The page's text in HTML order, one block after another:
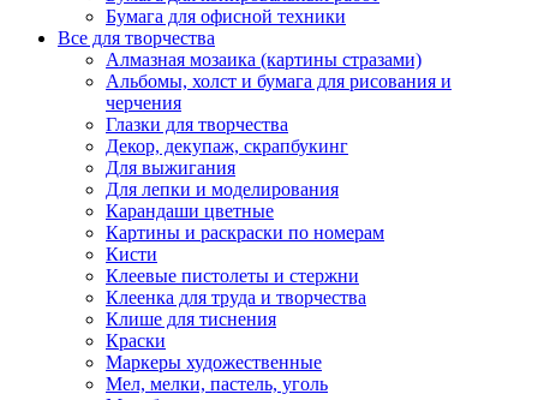
Бумага для офисной техники
Все для творчества
Алмазная мозаика (картины стразами)
Альбомы, холст и бумага для рисования и
черчения
Глазки для творчества
Декор, декупаж, скрапбукинг
Для выжигания
Для лепки и моделирования
Карандаши цветные
Картины и раскраски по номерам
Кисти
Клеевые пистолеты и стержни
Клеенка для труда и творчества
Клише для тиснения
Краски
Маркеры художественные
Мел, мелки, пастель, уголь